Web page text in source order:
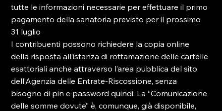
tutte le informazioni necessarie per effettuare il primo
pagamento della sanatoria previsto per il prossimo
31 luglio
I contribuenti possono richiedere la copia online
della risposta all’istanza di rottamazione delle cartelle
esattoriali anche attraverso l’area pubblica del sito
dell’Agenzia delle Entrate-Riscossione, senza
bisogno di pin e password quindi. La “Comunicazione
delle somme dovute” è, comunque, già disponibile,